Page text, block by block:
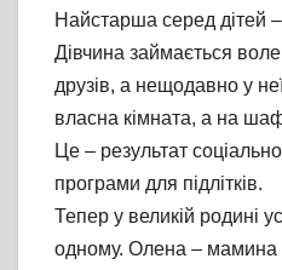
Найстарша серед дітей
Дівчина займається
друзів, а нещодавно у
власна кімната, а на
Це – результат
програми для підлітків.
Тепер у великій родині
одному. Олена – мамина